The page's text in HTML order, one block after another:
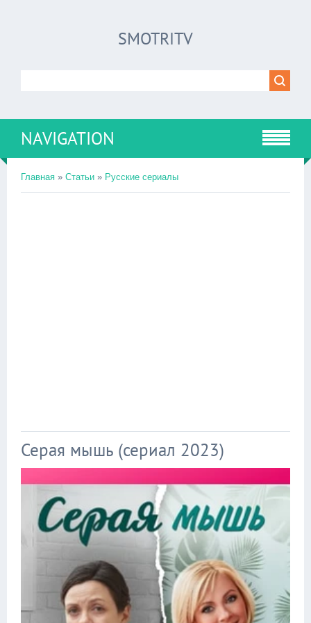
SMOTRITV
NAVIGATION
Главная » Статьи » Русские сериалы
Серая мышь (сериал 2023)